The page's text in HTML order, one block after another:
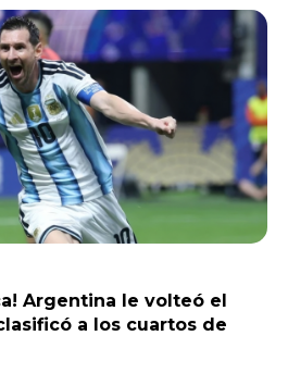
Argentina le volteó el
a los cuartos de